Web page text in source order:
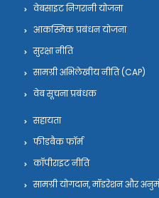
वेबसाइट निगरानी योजना
आकस्मिक प्रबंधन योजना
सुरक्षा नीति
सामग्री अभिलेखीय नीति (CAP)
वेब सूचना प्रबंधक
सहायता
फीडबैक फॉर्म
कॉपीराइट नीति
सामग्री योगदान, मॉडरेशन और